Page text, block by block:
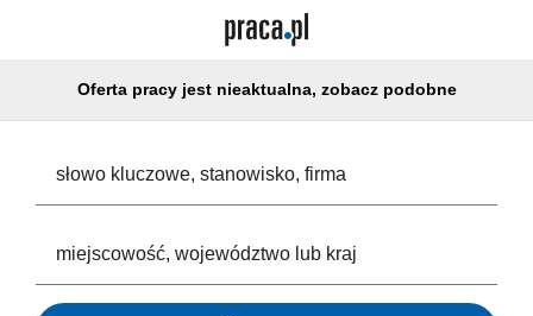
Oferta pracy jest nieaktualna, zobacz podobne